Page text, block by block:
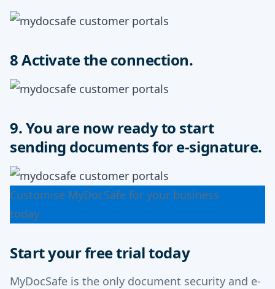
8 Activate the connection.
9. You are now ready to start
sending documents for e-signature.
Customise MyDocSafe for your business
today
Start your free trial today
MyDocSafe is the only document security and e-